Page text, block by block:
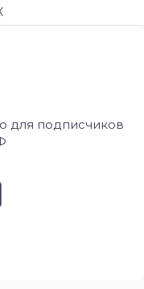
для подписчиков